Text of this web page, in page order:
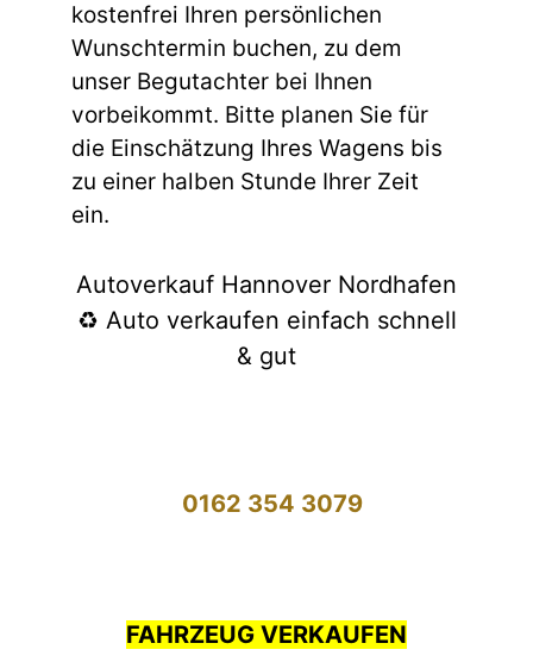
kostenfrei Ihren persönlichen
Wunschtermin buchen, zu dem
unser Begutachter bei Ihnen
vorbeikommt. Bitte planen Sie für
die Einschätzung Ihres Wagens bis
zu einer halben Stunde Ihrer Zeit
ein.
Autoverkauf Hannover Nordhafen
♻️ Auto verkaufen einfach schnell
& gut
0162 354 3079
FAHRZEUG VERKAUFEN